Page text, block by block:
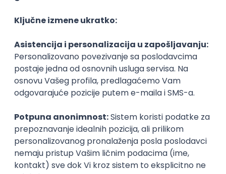
Prijavi se
Trenutno nema oglasa po traženim kriterijumima
pretrage.
Pogledaj slične oglase ili izmeni kriterijume pretrage
OGLASI PO KRITERIJUMU Juniper
Nebius
Remote
15.09.2026.
Juniper Senior